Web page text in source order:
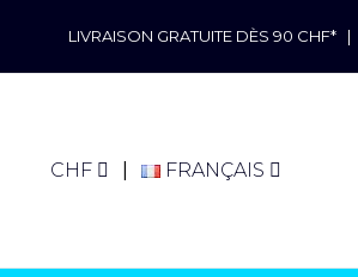
LIVRAISON GRATUITE DÈS 90 CHF* |
CHF FRANÇAIS